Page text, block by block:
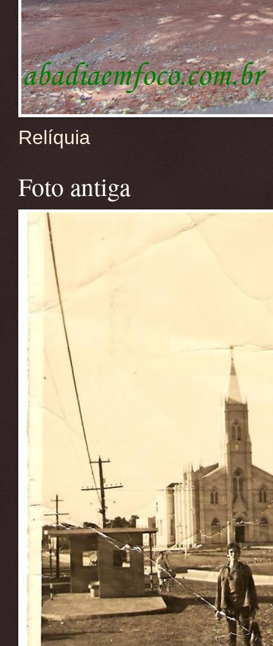
Relíquia
Foto antiga